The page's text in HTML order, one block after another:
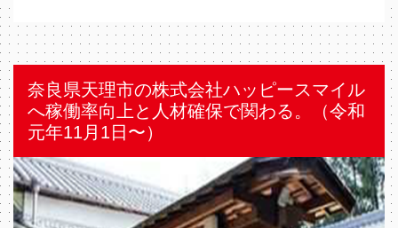
奈良県天理市の株式会社ハッピースマイル
へ稼働率向上と人材確保で関わる。（令和
元年11⽉1日〜）